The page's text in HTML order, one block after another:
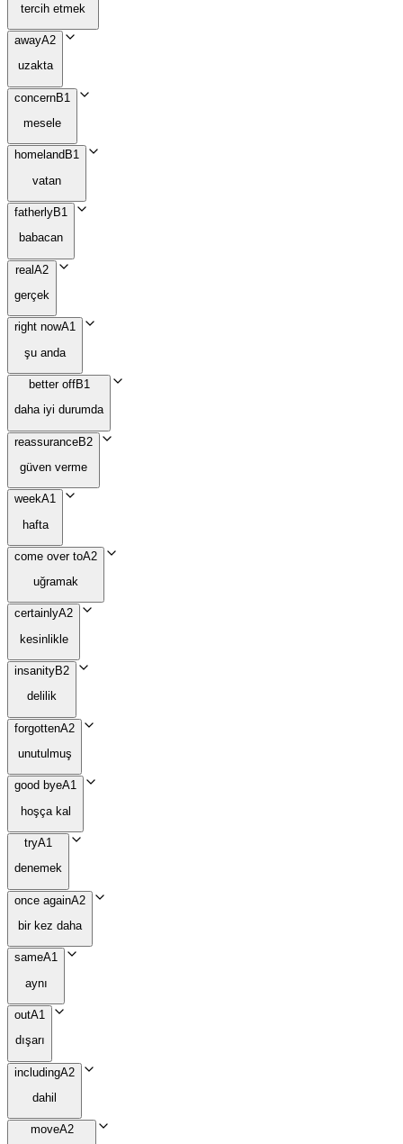
tercih etmek
awayA2
uzakta
concernB1
mesele
homeland B1
vatan
fatherlyB1
babacan
realA2
gerçek
right nowA1
şu anda
better offB1
daha iyi durumda
reassuranceB2
güven verme
weekA1
hafta
come over toA2
uğramak
certainlyA2
kesinlikle
insanityB2
delilik
forgottenA2
unutulmuş
good byeA1
hoşça kal
tryA1
denemek
once againA2
bir kez daha
sameA1
aynı
outA1
dışarı
includingA2
dahil
moveA2